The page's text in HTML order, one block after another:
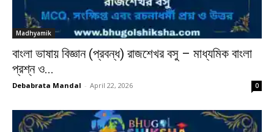
Madhyamik
বাংলা ভাষায় বিজ্ঞান (প্রবন্ধ) রাজশেখর বসু – মাধ্যমিক বাংলা
প্রশ্ন ও...
Debabrata Mandal - April 22, 2026 0